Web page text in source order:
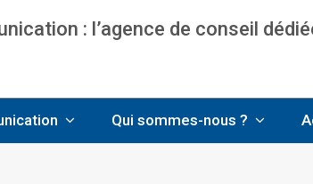
: l’agence de conseil
Qui sommes-nous ?